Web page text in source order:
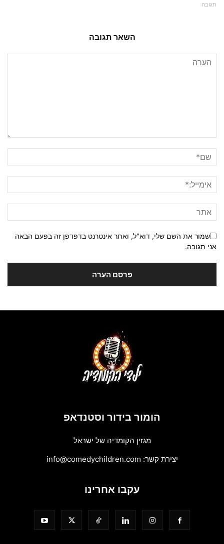
תגובה
השאר תגובה
שמור את השם שלי, דוא"ל, ואתר אינטרנט בדפדפן זה בפעם הבאה
אני תגובה.
הומור בידור וסטנדאפ
מגזין הקומדיה של ישראל
יצירת קשר: info@comedychildren.com
עקבו אחרינו